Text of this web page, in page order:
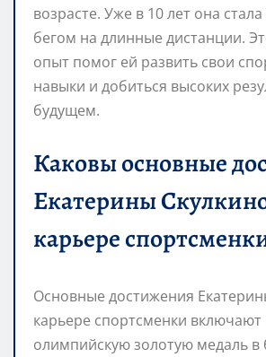
возрасте. Уже в 10 лет она
бегом на длинные дистанции.
опыт помог ей развить свои
навыки и добиться высоких
будущем.
Каковы основные
Екатерины
карьере
Основные достижения
карьере спортсменки включают
олимпийскую золотую медаль в